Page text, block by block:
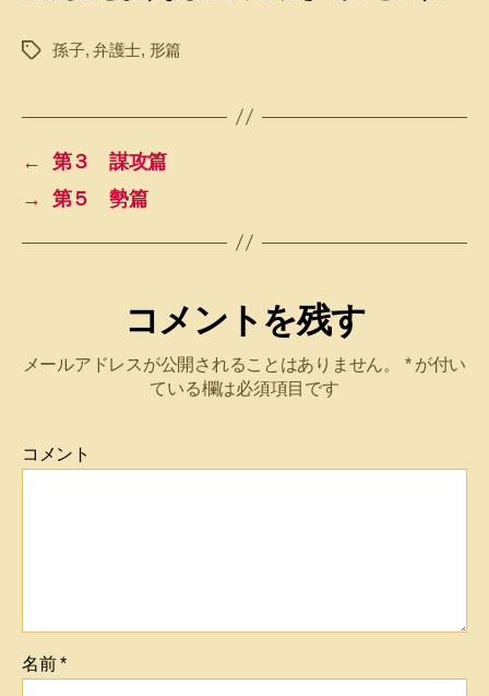
タ
孫子, 弁護士, 形篇
←
第３ 謀攻篇
→
第５ 勢篇
コメントを残す
メールアドレスが公開されることはありません。 *が付い
ている欄は必須項目です
コメント
名前*